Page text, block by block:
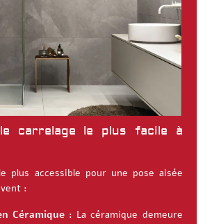
carrelage le plus facile à
plus accessible pour une pose aisée
:
Céramique : La céramique demeure